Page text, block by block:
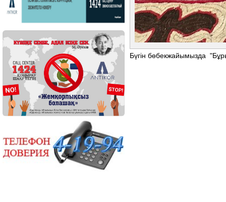
Бүгін бөбекжайымызда